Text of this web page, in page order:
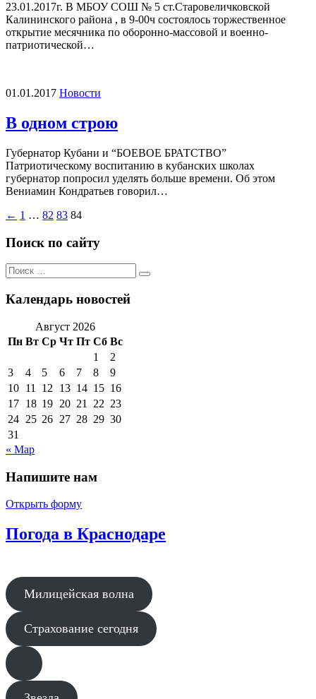
23.01.2017г. В МБОУ СОШ № 5 ст.Старовеличковской
Калининского района , в 9-00ч состоялось торжественное
открытие месячника по оборонно-массовой и военно-
патриотической…
01.01.2017 Новости
В одном строю
Губернатор Кубани и “БОЕВОЕ БРАТСТВО”
Патриотическому воспитанию в кубанских школах
губернатор попросил уделять больше времени. Об этом
Вениамин Кондратьев говорил…
Пагинация
записей
← 1 … 82 83 84
Поиск по сайту
Поиск
по:
Поиск
Календарь новостей
Август 2026
Пн Вт Ср Чт Пт Сб Вс
1
2
3
4 5 6 7 8
9
10 11 12 13 14 15 16
17 18 19 20 21 22 23
24 25 26 27 28 29 30
31
« Мар
Напишите нам
Открыть форму
Погода в Краснодаре
Милицейская волна
Страхование сегодня